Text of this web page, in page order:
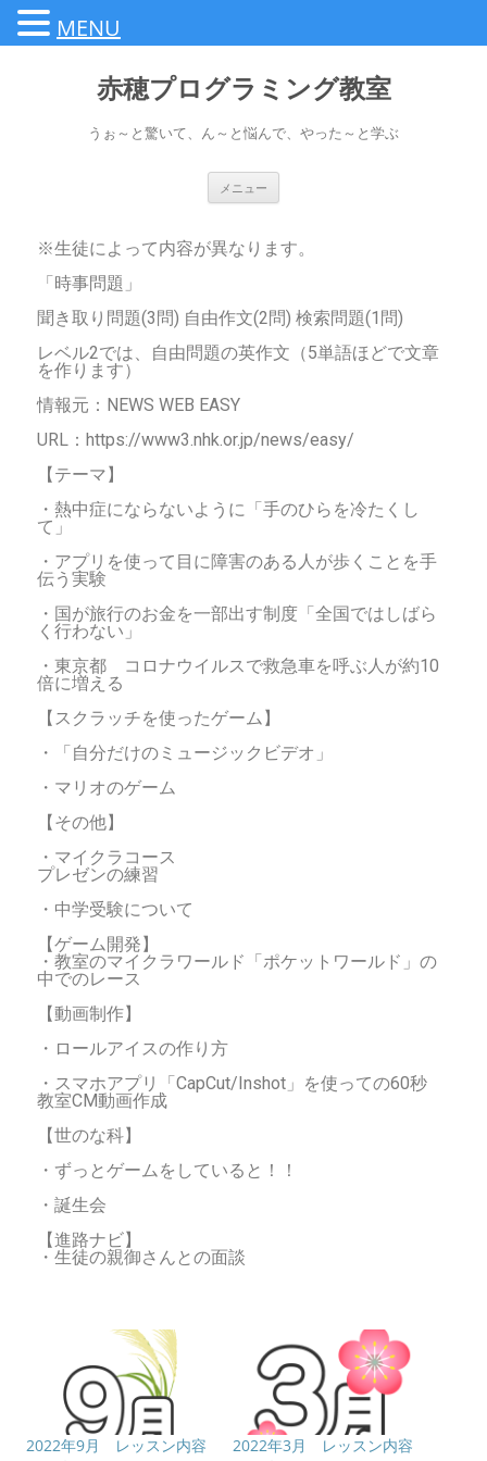
赤穂プログラミング教室
うぉ～と驚いて、ん～と悩んで、やった～と学ぶ
メニュー
※生徒によって内容が異なります。
「時事問題」
聞き取り問題(3問) 自由作文(2問) 検索問題(1問)
レベル2では、自由問題の英作文（5単語ほどで文章
を作ります）
情報元：NEWS WEB EASY
URL：https://www3.nhk.or.jp/news/easy/
【テーマ】
・熱中症にならないように「手のひらを冷たくし
て」
・アプリを使って目に障害のある人が歩くことを手
伝う実験
・国が旅行のお金を一部出す制度「全国ではしばら
く行わない」
・東京都 コロナウイルスで救急車を呼ぶ人が約10
倍に増える
【スクラッチを使ったゲーム】
・「自分だけのミュージックビデオ」
・マリオのゲーム
【その他】
・マイクラコース
プレゼンの練習
・中学受験について
【ゲーム開発】
・教室のマイクラワールド「ポケットワールド」の
中でのレース
【動画制作】
・ロールアイスの作り方
・スマホアプリ「CapCut/Inshot」を使っての60秒
教室CM動画作成
【世のな科】
・ずっとゲームをしていると！！
・誕生会
【進路ナビ】
・生徒の親御さんとの面談
2022年9月 レッスン内容
2022年3月 レッスン内容
MENU